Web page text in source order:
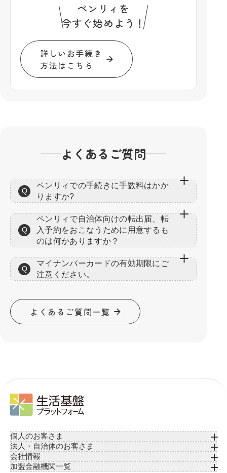
ペンリィを
今すぐ始めよう！
詳しいお手続き
方法はこちら
よくあるご質問
Q
ペンリィでの手続きに手数料はかか
りますか?
Q
ペンリィで自治体向けの転出届、転
入予約をおこなうために用意するも
のは何かありますか？
Q
マイナンバーカードの有効期限にご
注意ください。
よくあるご質問一覧
個人のお客さま
法人・自治体のお客さま
会社情報
加盟金融機関一覧